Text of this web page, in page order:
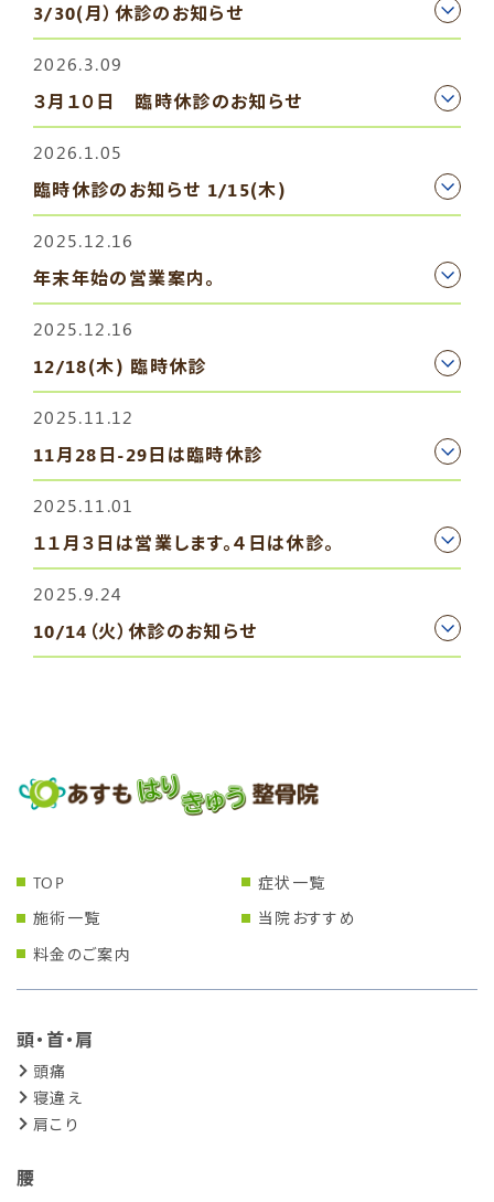
3/30(月）休診のお知らせ
2026.3.09
３月１０日 臨時休診のお知らせ
2026.1.05
臨時休診のお知らせ 1/15(木)
2025.12.16
年末年始の営業案内。
2025.12.16
12/18(木) 臨時休診
2025.11.12
11月28日-29日は臨時休診
2025.11.01
１１月３日は営業します。４日は休診。
2025.9.24
10/14（火）休診のお知らせ
TOP
症状一覧
施術一覧
当院おすすめ
料金のご案内
頭・首・肩
頭痛
寝違え
肩こり
腰